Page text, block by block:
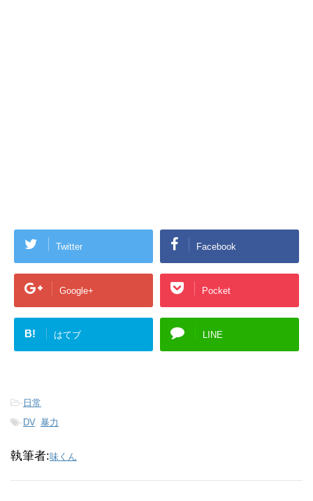
Twitter Facebook
Google+ Pocket
B! はてブ LINE
- 日常
-DV, 暴力
執筆者:味くん